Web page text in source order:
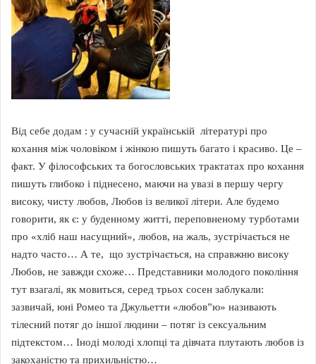
Від себе додам : у сучасній українській літературі про
кохання між чоловіком і жінкою пишуть багато і красиво. Це –
факт. У філософських та богословських трактатах про кохання
пишуть глибоко і піднесено, маючи на увазі в першу чергу
високу, чисту любов, Любов із великої літери. Але будемо
говорити, як є: у буденному житті, переповненому турботами
про «хліб наш насущний», любов, на жаль, зустрічається не
надто часто… А те, що зустрічається, на справжню високу
Любов, не завжди схоже… Представники молодого покоління
тут взагалі, як мовиться, серед трьох сосен заблукали:
зазвичай, юні Ромео та Джульетти «любов”ю» називають
тілесний потяг до іншої людини – потяг із сексуальним
підтекстом… Іноді молоді хлопці та дівчата плутають любов із
закоханістю та прихильністю…